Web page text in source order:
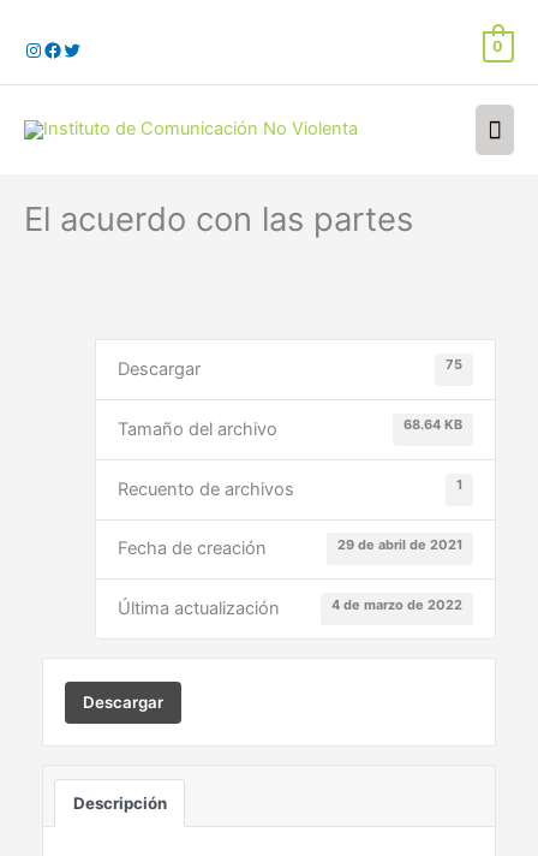
contenido
0
El acuerdo con las partes
Descargar 75
Tamaño del archivo 68.64 KB
Recuento de archivos 1
Fecha de creación 29 de abril de 2021
Última actualización 4 de marzo de 2022
Descargar
Descripción